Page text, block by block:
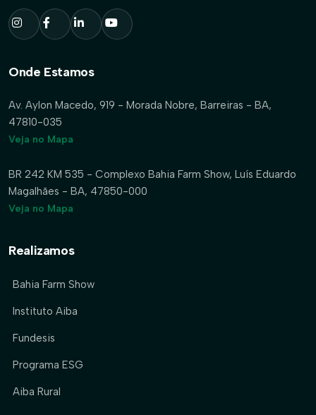
Onde Estamos
Av. Aylon Macedo, 919 - Morada Nobre, Barreiras - BA,
47810-035
Veja no Mapa
BR 242 KM 535 - Complexo Bahia Farm Show, Luís Eduardo
Magalhães - BA, 47850-000
Veja no Mapa
Realizamos
Bahia Farm Show
Instituto Aiba
Fundesis
Programa ESG
Aiba Rural